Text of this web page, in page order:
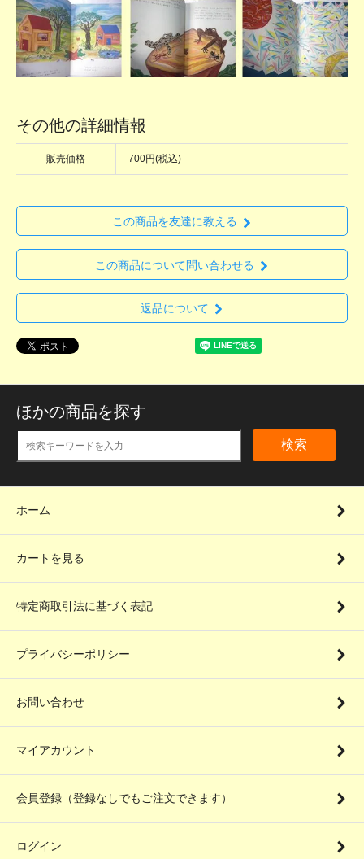
その他の詳細情報
販売価格 700円(税込)
この商品を友達に教える
この商品について問い合わせる
返品について
ほかの商品を探す
検索
ホーム
カートを見る
特定商取引法に基づく表記
プライバシーポリシー
お問い合わせ
マイアカウント
会員登録（登録なしでもご注文できます）
ログイン